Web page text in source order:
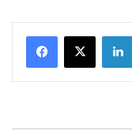
Facebook
X